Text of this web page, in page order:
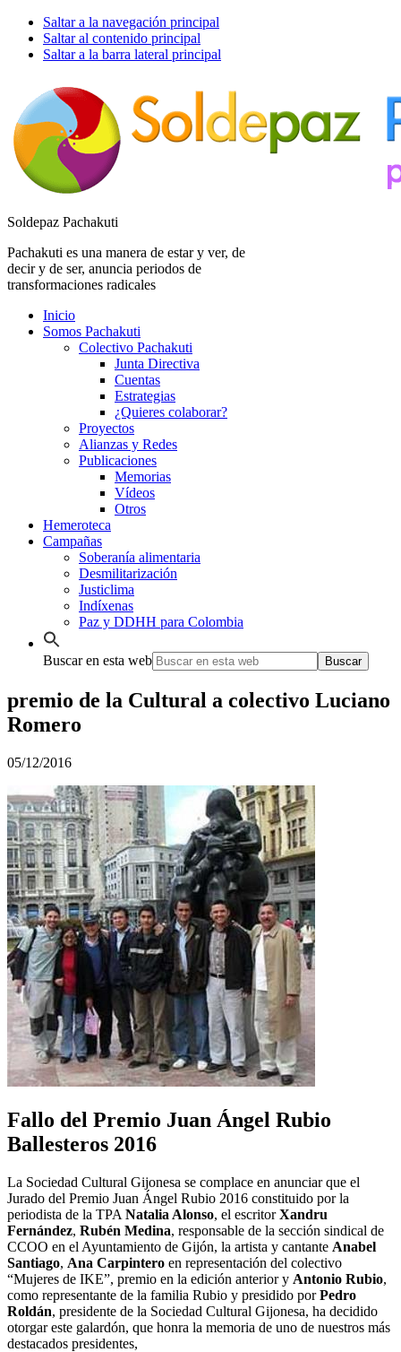
Saltar a la navegación principal
Saltar al contenido principal
Saltar a la barra lateral principal
Soldepaz Pachakuti
Pachakuti es una manera de estar y ver, de
decir y de ser, anuncia periodos de
transformaciones radicales
Inicio
Somos Pachakuti
Colectivo Pachakuti
Junta Directiva
Cuentas
Estrategias
¿Quieres colaborar?
Proyectos
Alianzas y Redes
Publicaciones
Memorias
Vídeos
Otros
Hemeroteca
Campañas
Soberanía alimentaria
Desmilitarización
Justiclima
Indíxenas
Paz y DDHH para Colombia
Buscar en esta web
premio de la Cultural a colectivo Luciano
Romero
05/12/2016
Fallo del Premio Juan Ángel Rubio
Ballesteros 2016
La Sociedad Cultural Gijonesa se complace en anunciar que el
Jurado del Premio Juan Ángel Rubio 2016 constituido por la
periodista de la TPA Natalia Alonso, el escritorXandru
Fernández, Rubén Medina, responsable de la sección sindical de
CCOO en el Ayuntamiento de Gijón, la artista y cantante Anabel
Santiago, Ana Carpintero en representación del colectivo
“Mujeres de IKE”, premio en la edición anterior y Antonio Rubio,
como representante de la familia Rubio y presidido porPedro
Roldán, presidente de la Sociedad Cultural Gijonesa, ha decidido
otorgar este galardón, que honra la memoria de uno de nuestros más
destacados presidentes,